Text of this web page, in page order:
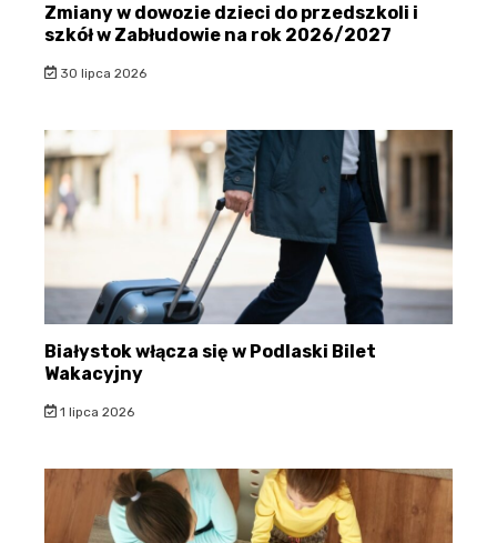
Zmiany w dowozie dzieci do przedszkoli i
szkół w Zabłudowie na rok 2026/2027
30 lipca 2026
Białystok włącza się w Podlaski Bilet
Wakacyjny
1 lipca 2026